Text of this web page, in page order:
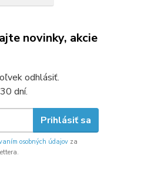
novinky, akcie
odhlásiť.
dní.
Prihlásiť sa
osobných údajov za